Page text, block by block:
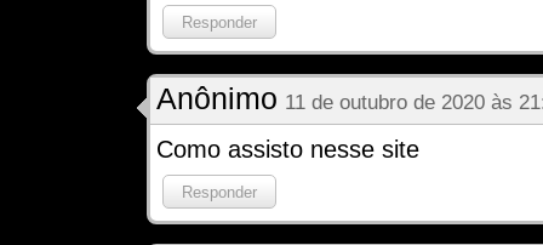
Responder
Anônimo 11 de outubro de 2020 às
Como assisto nesse site
Responder